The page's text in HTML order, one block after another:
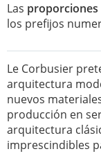
Las proporciones
los prefijos
Le Corbusier
arquitectura
nuevos
producción en
arquitectura
imprescindibles